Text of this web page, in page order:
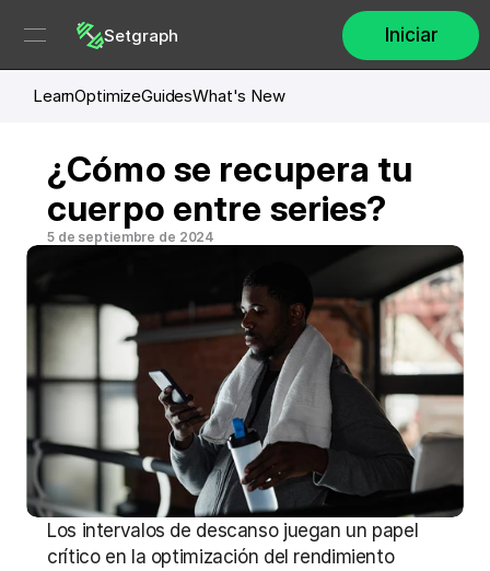
Setgraph Iniciar
OptimizeGuidesWhat's New
Learn
¿Cómo se recupera tu
cuerpo entre series?
5 de septiembre de 2024
Los intervalos de descanso juegan un papel
crítico en la optimización del rendimiento